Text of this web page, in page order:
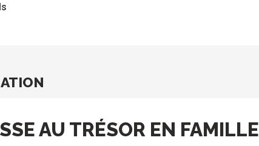
AU TRÉSOR EN FAMILLE